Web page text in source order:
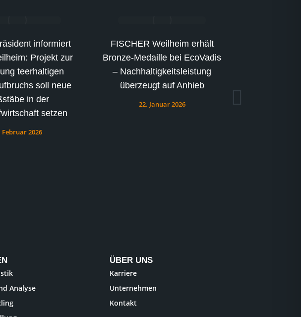
informiert
Projekt zur
teerhaltigen
soll neue
in der
setzen
Februar 2026
FISCHER Weilheim erhält
Bronze-Medaille bei EcoVadis
– Nachhaltigkeitsleistung
überzeugt auf Anhieb
22. Januar 2026
Analyse
ÜBER UNS
Karriere
Unternehmen
Kontakt